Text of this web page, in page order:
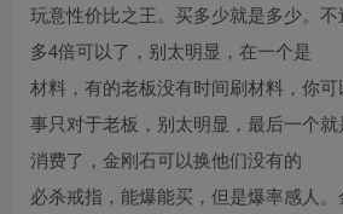
玩意性价比之王。买多少就是多少。
多4倍可以了，别太明显，在一个是
材料，有的老板没有时间刷材料，你
事只对于老板，别太明显，最后一个
消费了，金刚石可以换他们没有的
必杀戒指，能爆能买，但是爆率感人。